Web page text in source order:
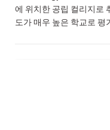
에 위치한 공립 컬리지로
도가 매우 높은 학교로